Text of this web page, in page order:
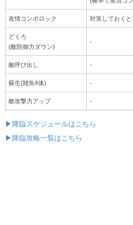
友情コンボロック 対策しておくと
どくろ
(敵防御力ダウン)
-
敵呼び出し -
蘇生(雑魚4体) -
敵攻撃力アップ -
▶降臨スケジュールはこちら
▶降臨攻略一覧はこちら